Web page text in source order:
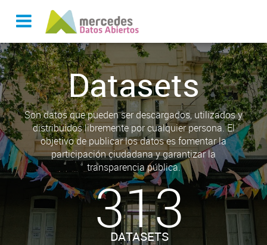
Datasets
Son datos que pueden ser descargados, utilizados y
distribuidos libremente por cualquier persona. El
objetivo de publicar los datos es fomentar la
participación ciudadana y garantizar la
transparencia pública.
313
DATASETS